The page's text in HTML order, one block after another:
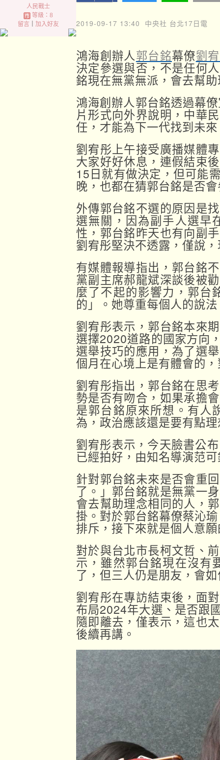
人民戰士
等級：8
留言｜ 加入好友 2019-09-17 13:40 中央社 台北17日電
鴻海創辦人郭台銘幕僚劉
決定參選與否，不是任何
銘現在無黨無派，會去幫
鴻海創辦人郭台銘透過幕
片形式向外界說明，中華
任，才能為下一代找到未
劉宥彤上午接受廣播媒體
大家好好休息，連假結束
15日就有做決定，但可能
晚，也都在猜郭台銘是否
外傳郭台銘不選的原因是
選無關，因為副手人選早
性，郭台銘昨天也有向副
劉宥彤堅決不透露，僅說
有媒體報導指出，郭台銘
黨副主席郝龍斌深談後被
麼了不起的影響力，郭台
的」。她尊重每個人的說
劉宥彤表示，郭台銘本來
選擇2020道路的國家方向
選舉技巧的應用，為了選
個月在心境上是有體會的
劉宥彤指出，郭台銘在思
勢是否有吻合，如果承擔
是郭台銘原來所想。有人
為，政治應該還是要有點
劉宥彤表示，今天臉書公
已經拍好，由知名導演范
針對郭台銘未來是否會重
了。」郭台銘就是無黨一
會去幫助理念相同的人，
掛。對於郭台銘幕僚蔡沁
排斥，接下來就是個人意
對於與台北市長柯文哲、
示，雖然郭台銘現在沒有
了，但三人仍是朋友，會
劉宥彤在專訪結束後，面
布局2024年大選、是否跟
隨即離去，僅表示，這也
後續再講。